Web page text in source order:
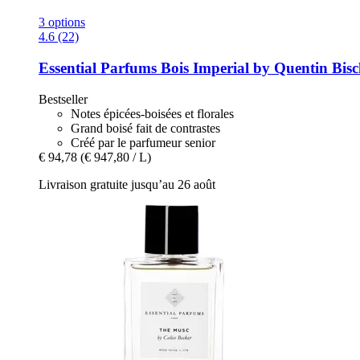
3 options
4.6 (22)
Essential Parfums Bois Imperial by Quentin
Bestseller
Notes épicées-boisées et florales
Grand boisé fait de contrastes
Créé par le parfumeur senior
€ 94,78 (€ 947,80 / L)
Livraison gratuite jusqu’au 26 août